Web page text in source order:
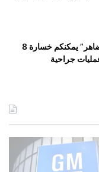
مع أخصائية التغذية “ريم ضاهر” يمكنكم خسارة 8